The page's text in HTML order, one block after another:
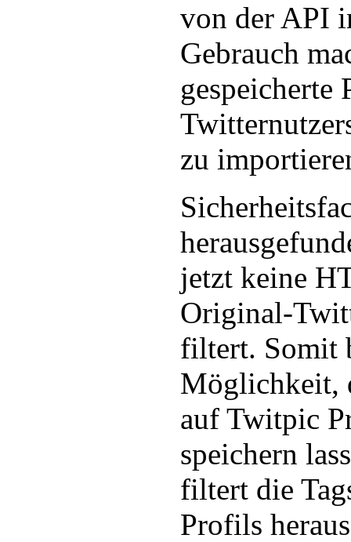
von der API
Gebrauch
gespeicherte
zu
jetzt keine
Original-
filtert. Somit
Möglichkeit,
auf Twitpic
speichern
filtert die
Profils